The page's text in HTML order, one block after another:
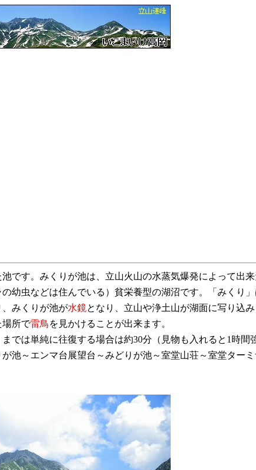
です。みくりが池は、立山火山の水蒸気爆発によって出
幼虫などは住んでいる）貧栄養型の湖沼です。「みくり
みくりが池が水鏡となり、立山や浄土山が湖面に写り込
場所で雷鳥を見かけることが出来ます。
では単純に往復する場合は約30分（見物も入れると1時
池～エンマ台展望台～みどりが池～室堂山荘～室堂ター